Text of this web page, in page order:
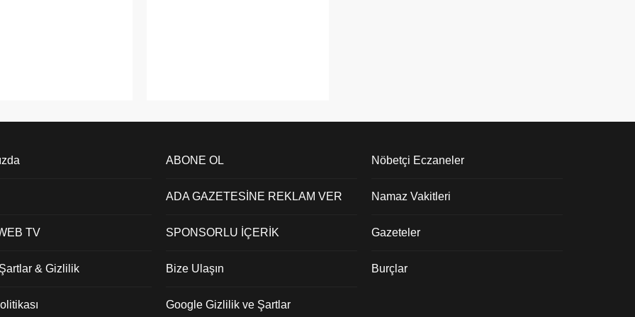
TV
& Gizlilik
ABONE OL
ADA GAZETESİNE REKLAM VER
SPONSORLU İÇERİK
Bize Ulaşın
Google Gizlilik ve Şartlar
Nöbetçi Eczaneler
Namaz Vakitleri
Gazeteler
Burçlar